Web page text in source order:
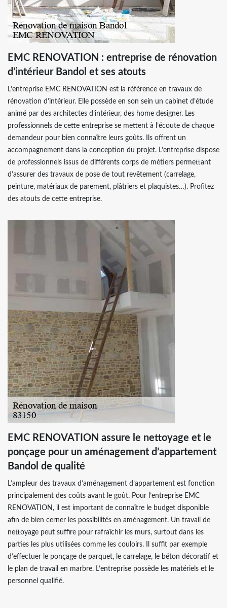
EMC RENOVATION : entreprise de rénovation
d’intérieur Bandol et ses atouts
L’entreprise EMC RENOVATION est la référence en travaux de
rénovation d’intérieur. Elle possède en son sein un cabinet d’étude
animé par des architectes d’intérieur, des home designer. Les
professionnels de cette entreprise se mettent à l’écoute de chaque
demandeur pour bien connaître leurs goûts. Ils offrent un
accompagnement dans la conception du projet. L’entreprise dispose
de professionnels issus de différents corps de métiers permettant
d’assurer des travaux de pose de tout revêtement (carrelage,
peinture, matériaux de parement, plâtriers et plaquistes…). Profitez
des atouts de cette entreprise.
EMC RENOVATION assure le nettoyage et le
ponçage pour un aménagement d’appartement
Bandol de qualité
L’ampleur des travaux d’aménagement d’appartement est fonction
principalement des coûts avant le goût. Pour l’entreprise EMC
RENOVATION, il est important de connaître le budget disponible
afin de bien cerner les possibilités en aménagement. Un travail de
nettoyage peut suffire pour rafraîchir les murs, surtout dans les
parties les plus utilisées comme les couloirs. Il suffit par exemple
d’effectuer le ponçage de parquet, le carrelage, le béton décoratif et
le plan de travail en marbre. L’entreprise possède les matériels et le
personnel qualifié.